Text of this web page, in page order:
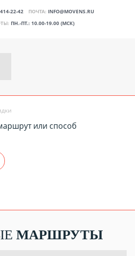
22-42 ПОЧТА: INFO@MOVENS.RU
ПН.-ПТ.: 10.00-19.00 (МСК)
или способ
МАРШРУТЫ